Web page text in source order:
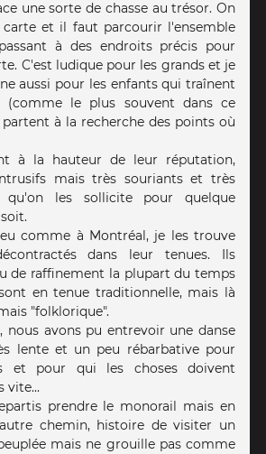
une sorte de chasse au trésor. On
carte et il faut parcourir l'ensemble
à des endroits précis pour
C'est ludique pour les grands et je
aussi pour les enfants qui traînent
(comme le plus souvent dans ce
à la recherche des points où
à la hauteur de leur réputation,
mais très souriants et très
qu'on les sollicite pour quelque
comme à Montréal, je les trouve
dans leur tenues. Ils
de raffinement la plupart du temps
en tenue traditionnelle, mais là
"folklorique".
nous avons pu entrevoir une danse
lente et un peu rébarbative pour
et pour qui les choses doivent
vite...
prendre le monorail mais en
chemin, histoire de visiter un
mais ne grouille pas comme